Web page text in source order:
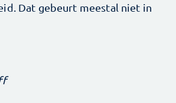
Dat gebeurt meestal niet in